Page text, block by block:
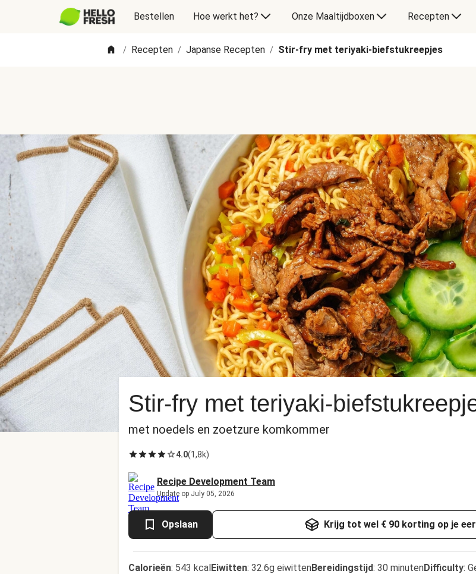
Bestellen Hoe werkt het? Onze Maaltijdboxen Recepten
/ Recepten / Japanse Recepten / Stir-fry met teriyaki-biefstukreepjes
Stir-fry met teriyaki-
met noedels en zoetzure komkommer
4.0(1,8k)
Recipe Development Team
Update op July 05, 2026
Opslaan Krijg tot wel € 90 korting op je
Calorieën: 543 kcalEiwitten: 32.6g eiwittenBereidingstijd: 30 minutenDifficulty: